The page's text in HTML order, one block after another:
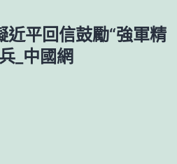
近平回信鼓勵“強軍精
_中國網